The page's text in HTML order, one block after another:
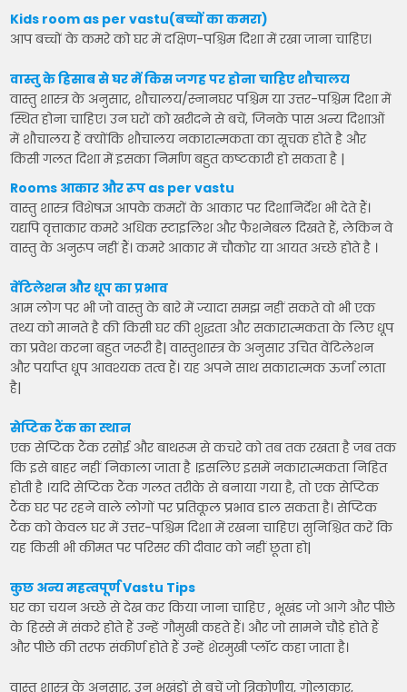
Kids room as per vastu(बच्चों का कमरा)
आप बच्चों के कमरे को घर में दक्षिण-पश्चिम दिशा में रखा जाना चाहिए।
वास्तु के हिसाब से घर में किस जगह पर होना चाहिए शौचालय
वास्तु शास्त्र के अनुसार, शौचालय/स्नानघर पश्चिम या उत्तर-पश्चिम दिशा में
स्थित होना चाहिए। उन घरों को खरीदने से बचें, जिनके पास अन्य दिशाओं
में शौचालय हैं क्योंकि शौचालय नकारात्मकता का सूचक होते है और
किसी गलत दिशा में इसका निर्माण बहुत कष्टकारी हो सकता है |
Rooms आकार और रूप as per vastu
वास्तु शास्त्र विशेषज्ञ आपके कमरों के आकार पर दिशानिर्देश भी देते हैं।
यद्यपि वृत्ताकार कमरे अधिक स्टाइलिश और फैशनेबल दिखते हैं, लेकिन वे
वास्तु के अनुरूप नहीं हैं। कमरे आकार में चौकोर या आयत अच्छे होते है ।
वेंटिलेशन और धूप का प्रभाव
आम लोग पर भी जो वास्तु के बारे में ज्यादा समझ नहीं सकते वो भी एक
तथ्य को मानते है की किसी घर की शुद्धता और सकारात्मकता के लिए धूप
का प्रवेश करना बहुत जरूरी है| वास्तुशास्त्र के अनुसार उचित वेंटिलेशन
और पर्याप्त धूप आवश्यक तत्व हैं। यह अपने साथ सकारात्मक ऊर्जा लाता
है|
सेप्टिक टैंक का स्थान
एक सेप्टिक टैंक रसोई और बाथरूम से कचरे को तब तक रखता है जब तक
कि इसे बाहर नहीं निकाला जाता है ।इसलिए इसमें नकारात्मकता निहित
होती है ।यदि सेप्टिक टैंक गलत तरीके से बनाया गया है, तो एक सेप्टिक
टैंक घर पर रहने वाले लोगों पर प्रतिकूल प्रभाव डाल सकता है। सेप्टिक
टैंक को केवल घर में उत्तर-पश्चिम दिशा में रखना चाहिए। सुनिश्चित करें कि
यह किसी भी कीमत पर परिसर की दीवार को नहीं छूता हो|
कुछ अन्य महत्वपूर्ण Vastu Tips
घर का चयन अच्छे से देख कर किया जाना चाहिए , भूखंड जो आगे और पीछे
के हिस्से में संकरे होते हैं उन्हें गौमुखी कहते हैं। और जो सामने चौड़े होते हैं
और पीछे की तरफ संकीर्ण होते हैं उन्हें शेरमुखी प्लॉट कहा जाता है।
वास्तु शास्त्र के अनुसार, उन भूखंडों से बचें जो त्रिकोणीय, गोलाकार,